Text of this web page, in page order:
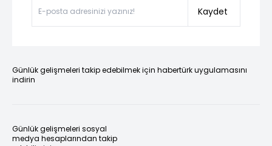
Kaydet
Günlük gelişmeleri takip edebilmek için habertürk uygulamasını
indirin
Günlük gelişmeleri sosyal
medya hesaplarından takip